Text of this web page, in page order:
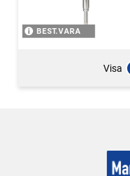
BEST.VARA
Visa